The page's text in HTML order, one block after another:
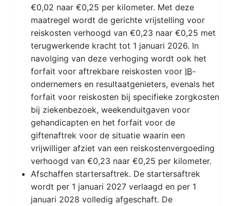
€0,02 naar €0,25 per kilometer. Met deze
maatregel wordt de gerichte vrijstelling voor
reiskosten verhoogd van €0,23 naar €0,25 met
terugwerkende kracht tot 1 januari 2026. In
navolging van deze verhoging wordt ook het
forfait voor aftrekbare reiskosten voor IB-
ondernemers en resultaatgenieters, evenals het
forfait voor reiskosten bij specifieke zorgkosten
bij ziekenbezoek, weekenduitgaven voor
gehandicapten en het forfait voor de
giftenaftrek voor de situatie waarin een
vrijwilliger afziet van een reiskostenvergoeding
verhoogd van €0,23 naar €0,25 per kilometer.
Afschaffen startersaftrek. De startersaftrek
wordt per 1 januari 2027 verlaagd en per 1
januari 2028 volledig afgeschaft. De